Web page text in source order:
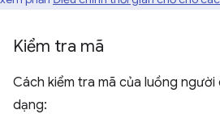
Kiểm tra mã
Cách kiểm tra mã của luồng người
dạng: